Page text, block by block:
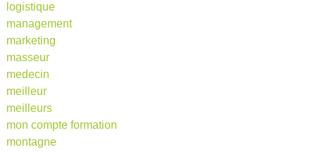
logistique
management
marketing
masseur
medecin
meilleur
meilleurs
mon compte formation
montagne